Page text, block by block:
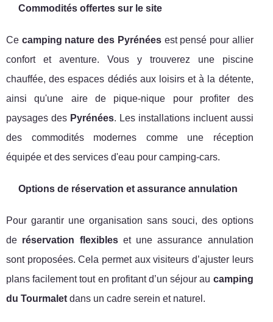
Commodités offertes sur le site
Ce camping nature des Pyrénéesest pensé pour allier
confort et aventure. Vous y trouverez une piscine
chauffée, des espaces dédiés aux loisirs et à la détente,
ainsi qu'une aire de pique-nique pour profiter des
paysages des Pyrénées. Les installations incluent aussi
des commodités modernes comme une réception
équipée et des services d'eau pour camping-cars.
Options de réservation et assurance annulation
Pour garantir une organisation sans souci, des options
de réservation flexibleset une assurance annulation
sont proposées. Cela permet aux visiteurs d’ajuster leurs
plans facilement tout en profitant d’un séjour au camping
du Tourmalet dans un cadre serein et naturel.